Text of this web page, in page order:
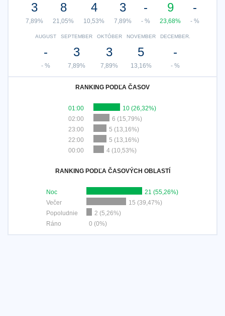
3
7,89%
8
21,05%
4
10,53%
3
7,89%
-
- %
9
23,68%
-
- %
AUGUST
-
- %
SEPTEMBER
3
7,89%
OKTÓBER
3
7,89%
NOVEMBER
5
13,16%
DECEMBER.
-
- %
RANKING PODĽA ČASOV
01:00
10 (26,32%)
02:00
6 (15,79%)
23:00
5 (13,16%)
22:00
5 (13,16%)
00:00
4 (10,53%)
RANKING PODĽA ČASOVÝCH OBLASTÍ
Noc
21 (55,26%)
Večer
15 (39,47%)
Popoludnie
2 (5,26%)
Ráno
0 (0%)